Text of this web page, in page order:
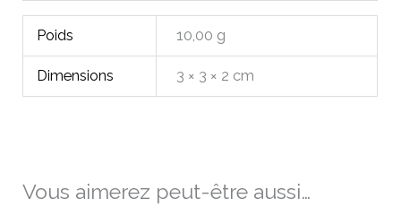
Poids 10,00 g
Dimensions 3 × 3 × 2 cm
Vous aimerez peut-être aussi…